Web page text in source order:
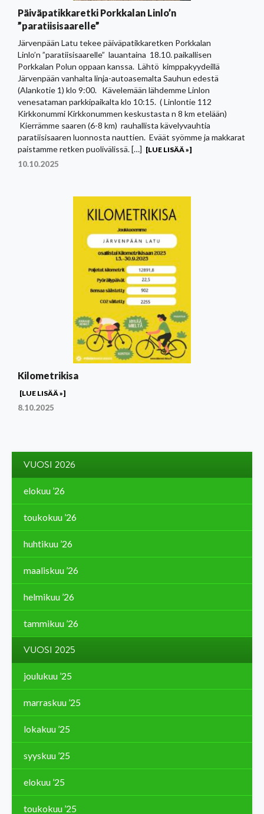
Päiväpatikkaretki Porkkalan Linlo’n
”paratiisisaarelle”
Järvenpään Latu tekee päiväpatikkaretken Porkkalan
Linlo’n ”paratiisisaarelle” lauantaina 18.10. paikallisen
Porkkalan Polun oppaan kanssa. Lähtö kimppakyydeillä
Järvenpään vanhalta linja-autoasemalta Sauhun edestä
(Alankotie 1) klo 9:00. Kävelemään lähdemme Linlon
venesataman parkkipaikalta klo 10:15. ( Linlontie 112
Kirkkonummi Kirkkonummen keskustasta n 8 km etelään)
Kierrämme saaren (6-8 km) rauhallista kävelyvauhtia
paratiisisaaren luonnosta nauttien. Eväät syömme ja makkarat
paistamme retken puolivälissä. […] [LUE LISÄÄ »]
10.10.2025
Kilometrikisa
[LUE LISÄÄ »]
8.10.2025
VUOSI 2026
elokuu ’26
toukokuu ’26
huhtikuu ’26
maaliskuu ’26
helmikuu ’26
tammikuu ’26
VUOSI 2025
joulukuu ’25
marraskuu ’25
lokakuu ’25
syyskuu ’25
elokuu ’25
toukokuu ’25